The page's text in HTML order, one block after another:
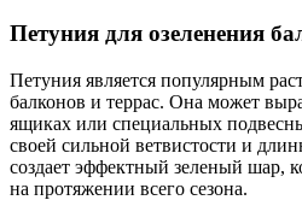
Петуния для озеленения
Петуния является популярным
балконов и террас. Она может
ящиках или специальных
своей сильной ветвистости и
создает эффектный зеленый шар,
на протяжении всего сезона.